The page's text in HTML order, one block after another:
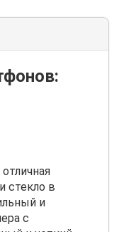
стекло в
и
с